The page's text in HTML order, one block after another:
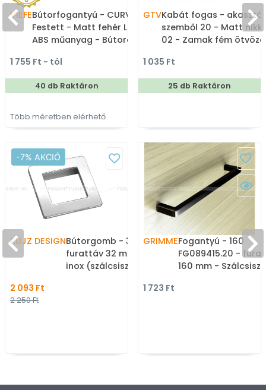
VIEFEBútorfogantyú - CURVE
Festett - Matt fehér LM1 -
ABS műanyag - Bútorajtó
fém fogantyú
1 755 Ft - tól
40 db Raktáron
Több méretben elérhető
GTVKabát fogas -
szemből 20 - Matt
02 - Zamak fém
fogas
1 035 Ft
25 db Raktáron
-7% AKCIÓ
RUJZ DESIGNBútorgomb - 32 557.02 -
furattáv 32 mm - Ezüst
inox (szálcsiszolt) SNiL -
Fém gombfogantyú,
2 093 Ft
2 250 Ft
GRIMMEFogantyú - 160
FG089415.20 -
160 mm -
1 723 Ft